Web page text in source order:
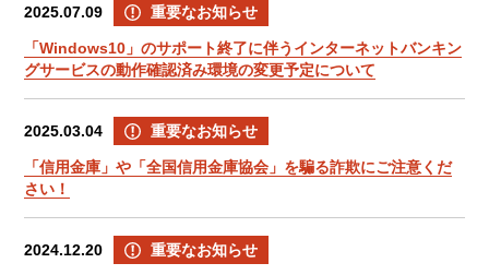
2025.07.09 重要なお知らせ
「Windows10」のサポート終了に伴うインターネットバンキン
グサービスの動作確認済み環境の変更予定について
2025.03.04 重要なお知らせ
「信用金庫」や「全国信用金庫協会」を騙る詐欺にご注意くだ
さい！
2024.12.20 重要なお知らせ